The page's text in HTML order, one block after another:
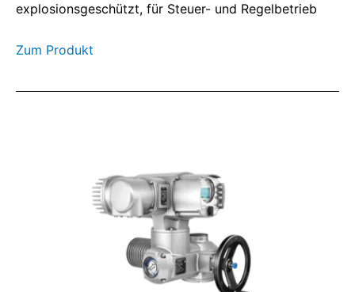
explosionsgeschützt, für Steuer- und Regelbetrieb
Zum Produkt